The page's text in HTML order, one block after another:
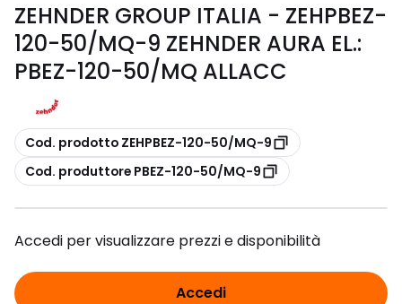
ZEHNDER GROUP ITALIA - ZEHPBEZ-
120-50/MQ-9 ZEHNDER AURA EL.:
PBEZ-120-50/MQ ALLACC
copia
Cod. prodotto ZEHPBEZ-120-50/MQ-9
copia
Cod. produttore PBEZ-120-50/MQ-9
Accedi per visualizzare prezzi e disponibilità
Accedi